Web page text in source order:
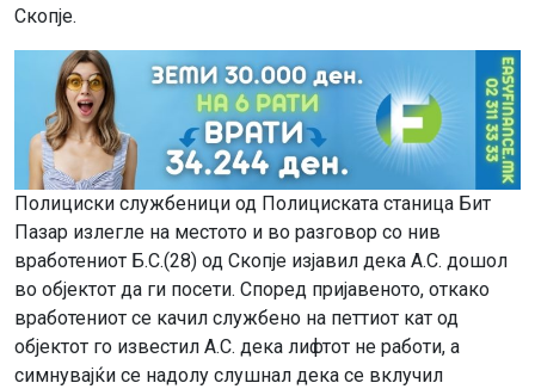
Скопје.
Полициски службеници од Полициската станица Бит
Пазар излегле на местото и во разговор со нив
вработениот Б.С.(28) од Скопје изјавил дека А.С. дошол
во објектот да ги посети. Според пријавеното, откако
вработениот се качил службено на петтиот кат од
објектот го известил А.С. дека лифтот не работи, а
симнувајќи се надолу слушнал дека се вклучил